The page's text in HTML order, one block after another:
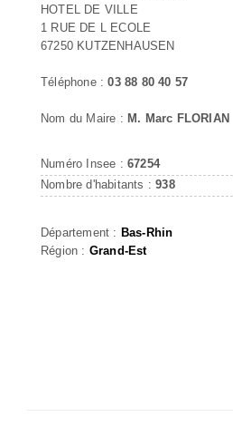
HOTEL DE VILLE
1 RUE DE L ECOLE
67250 KUTZENHAUSEN
Téléphone :03 88 80 40 57
Nom du Maire : M. Marc FLORIAN
Numéro Insee : 67254
Nombre d'habitants :938
Département : Bas-Rhin
Région : Grand-Est